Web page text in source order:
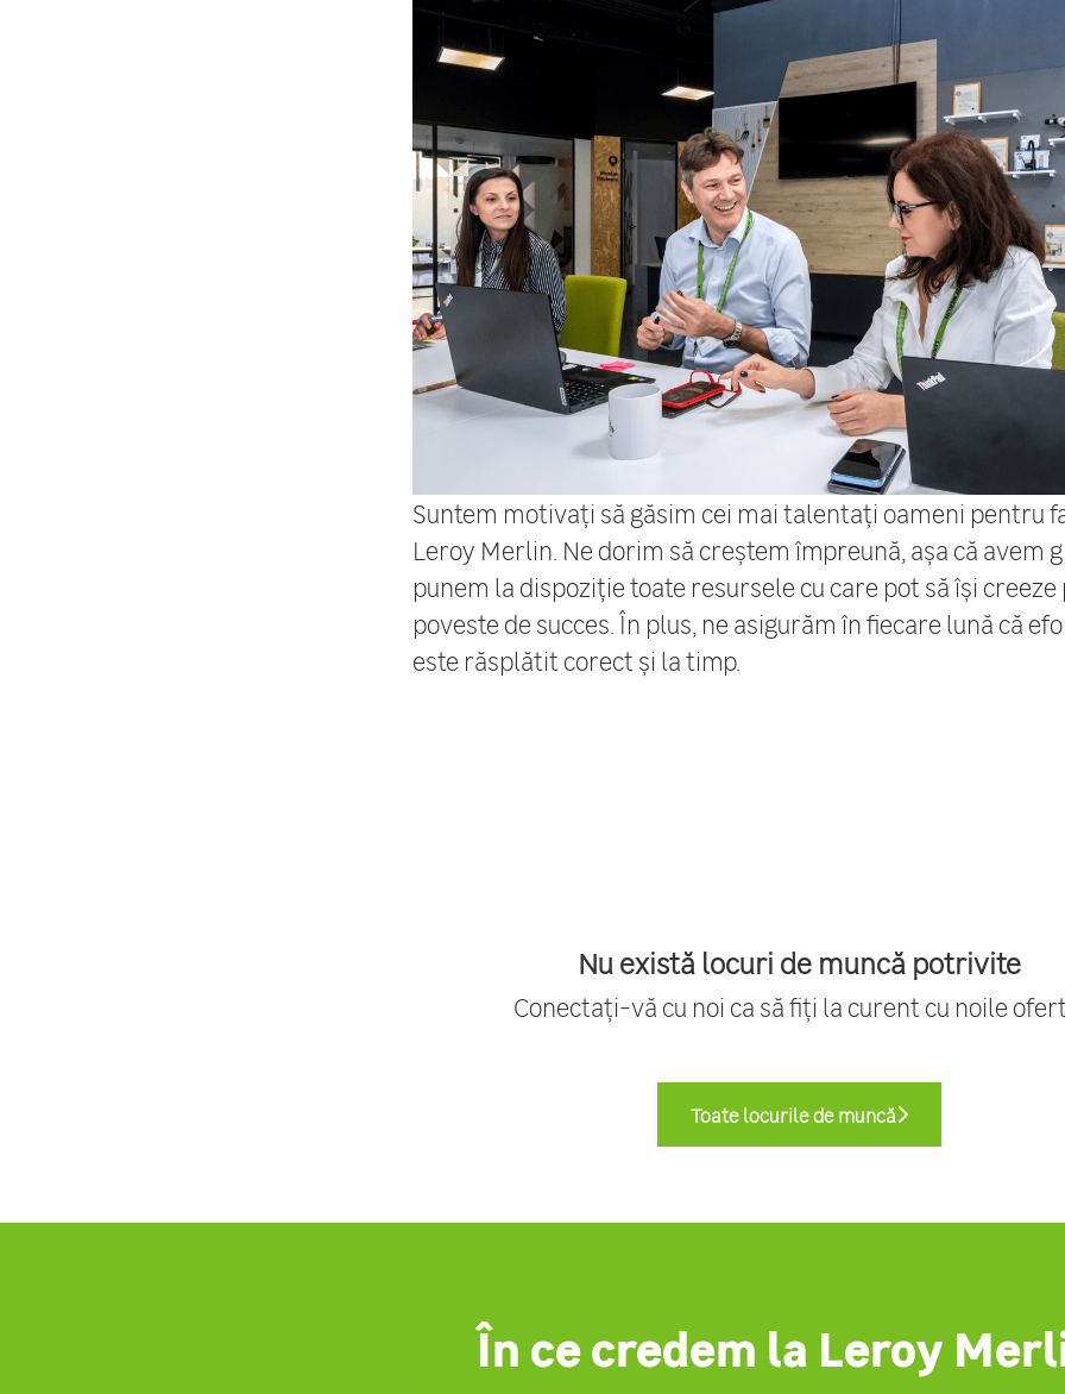
Suntem motivați să găsim cei mai talentați oameni pentru
Leroy Merlin. Ne dorim să creștem împreună, așa că avem
punem la dispoziție toate resursele cu care pot să își
poveste de succes. În plus, ne asigurăm în fiecare lună că
este răsplătit corect și la timp.
Nu există locuri de muncă potrivite
Conectați-vă cu noi ca să fiți la curent cu noile
Toate locurile de muncă
În ce credem la Leroy